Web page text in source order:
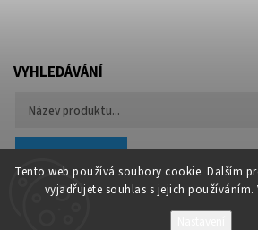
Tento web používá soubory cookie. Dalším
vyjadřujete souhlas s jejich
VYHLEDÁVÁNÍ
Hledat